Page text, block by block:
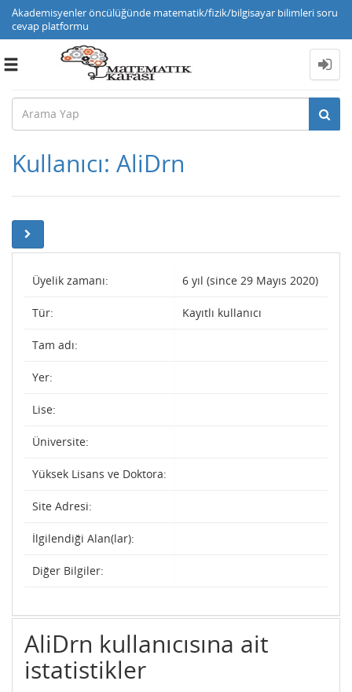
Akademisyenler öncülüğünde matematik/fizik/bilgisayar bilimleri soru
cevap platformu
Toggle
Kullanıcı: AliDrn
Üyelik zamanı: 6 yıl (since 29 Mayıs 2020)
Tür: Kayıtlı kullanıcı
Tam adı:
Yer:
Lise:
Üniversite:
Yüksek Lisans ve Doktora:
Site Adresi:
İlgilendiği Alan(lar):
Diğer Bilgiler:
AliDrn kullanıcısına ait
istatistikler